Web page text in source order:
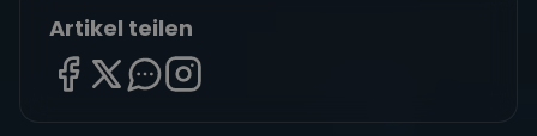
Artikel teilen